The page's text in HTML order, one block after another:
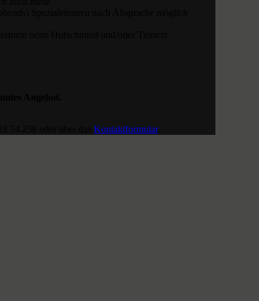
Kontaktformular.